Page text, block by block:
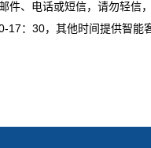
、电话或短信，请勿轻信
17： 30，其他时间提供智能